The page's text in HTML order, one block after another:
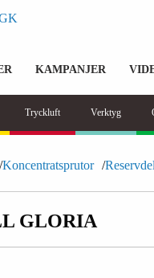
KAMPANJER
Tryckluft Verktyg
Koncentratsprutor
GLORIA